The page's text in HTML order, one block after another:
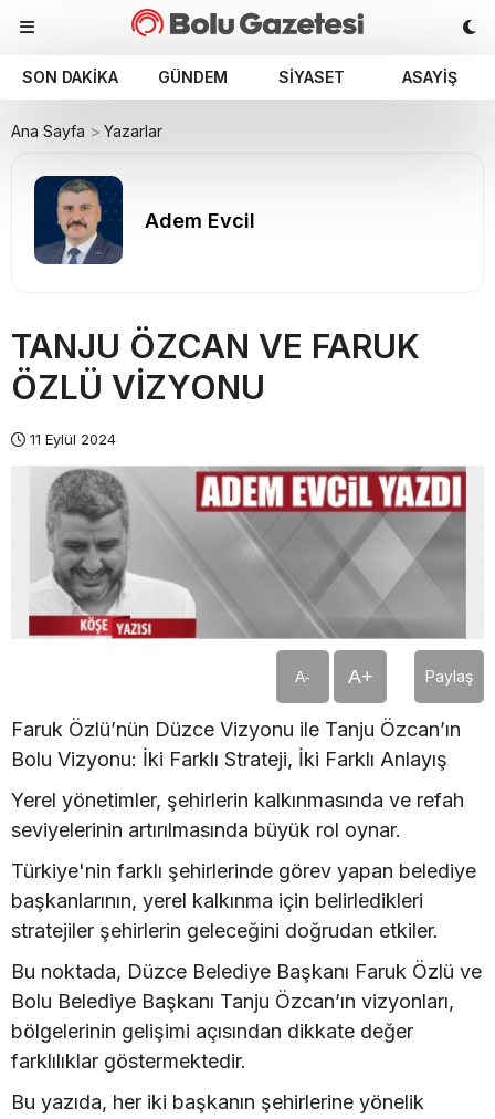
SON DAKIKA GÜNDEM SIYASET ASAYIŞ
Ana Sayfa Yazarlar
Adem Evcil
TANJU ÖZCAN VE FARUK
ÖZLÜ VİZYONU
11 Eylül 2024
A- A+ Paylaş
Faruk Özlü’nün Düzce Vizyonu ile Tanju Özcan’ın
Bolu Vizyonu: İki Farklı Strateji, İki Farklı Anlayış
Yerel yönetimler, şehirlerin kalkınmasında ve refah
seviyelerinin artırılmasında büyük rol oynar.
Türkiye'nin farklı şehirlerinde görev yapan belediye
başkanlarının, yerel kalkınma için belirledikleri
stratejiler şehirlerin geleceğini doğrudan etkiler.
Bu noktada, Düzce Belediye Başkanı Faruk Özlü ve
Bolu Belediye Başkanı Tanju Özcan’ın vizyonları,
bölgelerinin gelişimi açısından dikkate değer
farklılıklar göstermektedir.
Bu yazıda, her iki başkanın şehirlerine yönelik